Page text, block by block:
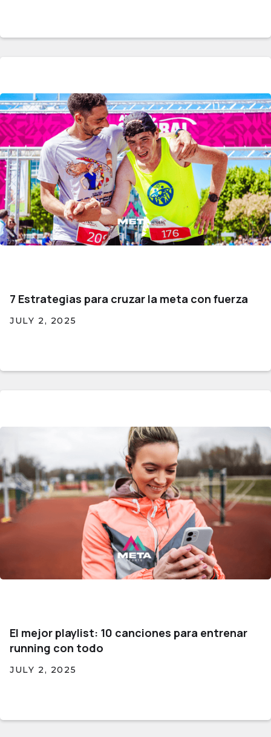
7 Estrategias para cruzar la meta con fuerza
JULY 2, 2025
El mejor playlist: 10 canciones para entrenar
running con todo
JULY 2, 2025